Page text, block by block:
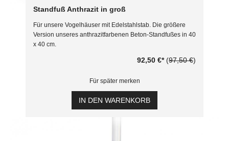
Standfuß Anthrazit in groß
Für unsere Vogelhäuser mit Edelstahlstab. Die größere
Version unseres anthrazitfarbenen Beton-Standfußes in 40
x 40 cm.
92,50 €*(97,50 €)
Für später merken
IN DEN WARENKORB